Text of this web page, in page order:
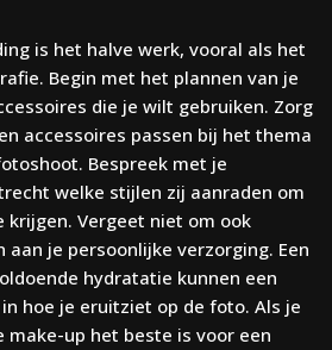
is het halve werk, vooral als het
Begin met het plannen van je
die je wilt gebruiken. Zorg
accessoires passen bij het thema
Bespreek met je
welke stijlen zij aanraden om
Vergeet niet om ook
je persoonlijke verzorging. Een
hydratatie kunnen een
hoe je eruitziet op de foto. Als je
make-up het beste is voor een